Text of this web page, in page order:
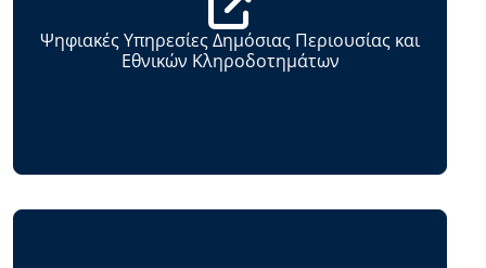
Ψηφιακές Υπηρεσίες Δημόσιας Περιουσίας και
Εθνικών Κληροδοτημάτων